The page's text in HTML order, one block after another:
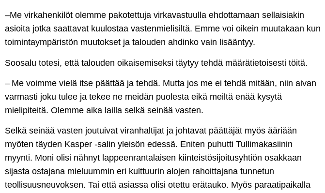
–Me virkahenkilöt olemme pakotettuja virkavastuulla ehdottamaan sellaisiakin
asioita jotka saattavat kuulostaa vastenmielisiltä. Emme voi oikein muutakaan kun
toimintaympäristön muutokset ja talouden ahdinko vain lisääntyy.
Soosalu totesi, että talouden oikaisemiseksi täytyy tehdä määrätietoisesti töitä.
– Me voimme vielä itse päättää ja tehdä. Mutta jos me ei tehdä mitään, niin aivan
varmasti joku tulee ja tekee ne meidän puolesta eikä meiltä enää kysytä
mielipiteitä. Olemme aika lailla selkä seinää vasten.
Selkä seinää vasten joutuivat viranhaltijat ja johtavat päättäjät myös ääriään
myöten täyden Kasper -salin yleisön edessä. Eniten puhutti Tullimakasiinin
myynti. Moni olisi nähnyt lappeenrantalaisen kiinteistösijoitusyhtiön osakkaan
sijasta ostajana mieluummin eri kulttuurin alojen rahoittajana tunnetun
teollisuusneuvoksen. Tai että asiassa olisi otettu erätauko. Myös paraatipaikalla